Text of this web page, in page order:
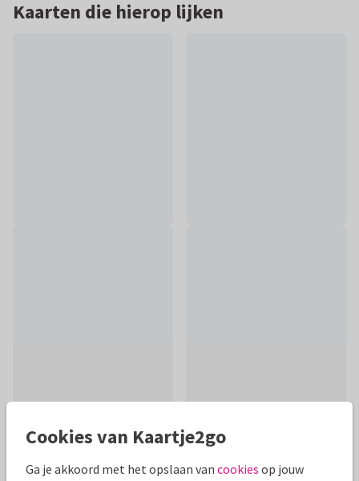
Kaarten die hierop lijken
Mooie extra's bij je kaart
Cookies van Kaartje2go
Ga je akkoord met het opslaan van cookies op jouw